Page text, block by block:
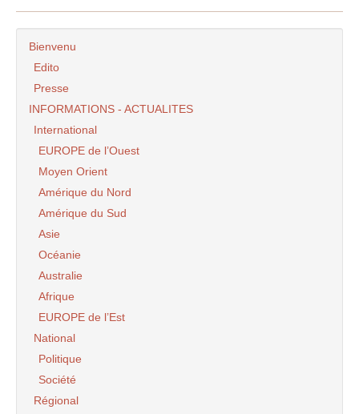
Bienvenu
Edito
Presse
INFORMATIONS - ACTUALITES
International
EUROPE de l’Ouest
Moyen Orient
Amérique du Nord
Amérique du Sud
Asie
Océanie
Australie
Afrique
EUROPE de l’Est
National
Politique
Société
Régional